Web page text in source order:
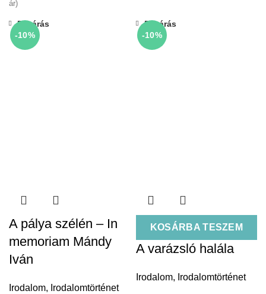
ár)
-10%
Bezárás
A pálya szélén – In
memoriam Mándy
Iván
Irodalom, Irodalomtörténet
-10%
KOSÁRBA TESZEM
Bezárás
A varázsló halála
Irodalom, Irodalomtörténet